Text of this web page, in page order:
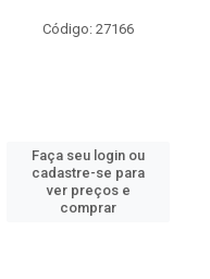
Código: 27166
Faça seu login ou
cadastre-se para
ver preços e
comprar